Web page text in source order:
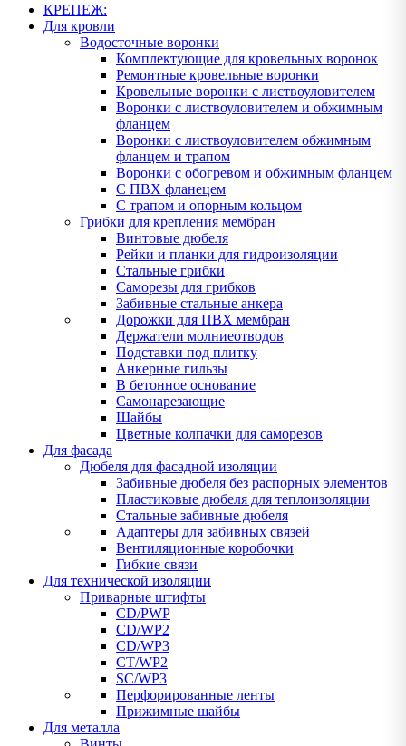
КРЕПЕЖ:
Для кровли
Водосточные воронки
Комплектующие для кровельных воронок
Ремонтные кровельные воронки
Кровельные воронки с листвоуловителем
Воронки с листвоуловителем и обжимным
фланцем
Воронки с листвоуловителем обжимным
фланцем и трапом
Воронки с обогревом и обжимным фланцем
С ПВХ фланецем
С трапом и опорным кольцом
Грибки для крепления мембран
Винтовые дюбеля
Рейки и планки для гидроизоляции
Стальные грибки
Саморезы для грибков
Забивные стальные анкера
Дорожки для ПВХ мембран
Держатели молниеотводов
Подставки под плитку
Анкерные гильзы
В бетонное основание
Самонарезающие
Шайбы
Цветные колпачки для саморезов
Для фасада
Дюбеля для фасадной изоляции
Забивные дюбеля без распорных элементов
Пластиковые дюбеля для теплоизоляции
Стальные забивные дюбеля
Адаптеры для забивных связей
Вентиляционные коробочки
Гибкие связи
Для технической изоляции
Приварные штифты
CD/PWP
CD/WP2
CD/WP3
CT/WP2
SC/WP3
Перфорированные ленты
Прижимные шайбы
Для металла